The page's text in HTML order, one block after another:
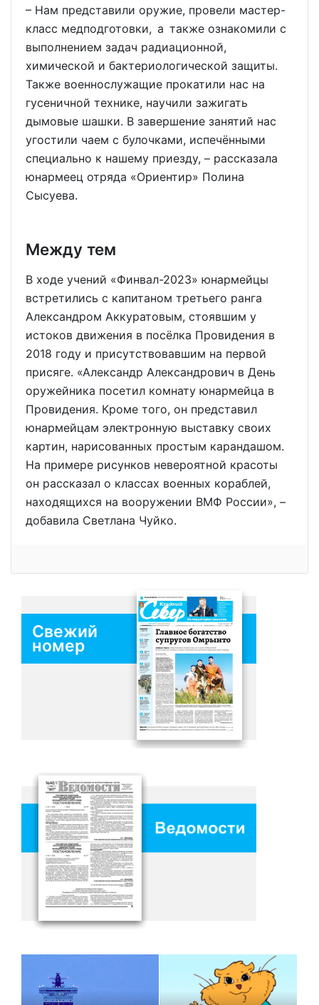
– Нам представили оружие, провели мастер-
класс медподготовки, а также ознакомили с
выполнением задач радиационной,
химической и бактериологической защиты.
Также военнослужащие прокатили нас на
гусеничной технике, научили зажигать
дымовые шашки. В завершение занятий нас
угостили чаем с булочками, испечёнными
специально к нашему приезду, – рассказала
юнармеец отряда «Ориентир» Полина
Сысуева.
Между тем
В ходе учений «Финвал-2023» юнармейцы
встретились с капитаном третьего ранга
Александром Аккуратовым, стоявшим у
истоков движения в посёлка Провидения в
2018 году и присутствовавшим на первой
присяге. «Александр Александрович в День
оружейника посетил комнату юнармейца в
Провидения. Кроме того, он представил
юнармейцам электронную выставку своих
картин, нарисованных простым карандашом.
На примере рисунков невероятной красоты
он рассказал о классах военных кораблей,
находящихся на вооружении ВМФ России», –
добавила Светлана Чуйко.
Свежий
номер